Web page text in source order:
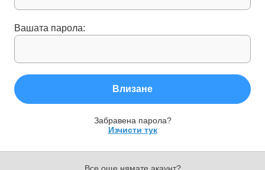
Вашата парола:
Влизане
Забравена парола?
Изчисти тук